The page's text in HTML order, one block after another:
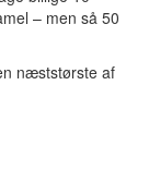
– men så 50
næststørste af